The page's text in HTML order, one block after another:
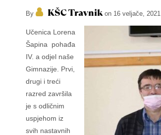
By KŠC Travnikon 16 veljače, 2021
Učenica Lorena
Šapina pohađa
IV. a odjel naše
Gimnazije. Prvi,
drugi i treći
razred završila
je s odličnim
uspjehom iz
svih nastavnih